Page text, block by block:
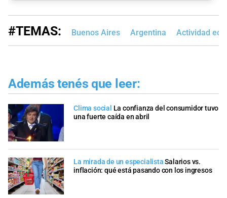
#TEMAS: Buenos Aires Argentina Actividad
Además tenés que leer:
Clima social La confianza del consumidor tuvo
una fuerte caída en abril
La mirada de un especialista Salarios vs.
inflación: qué está pasando con los ingresos